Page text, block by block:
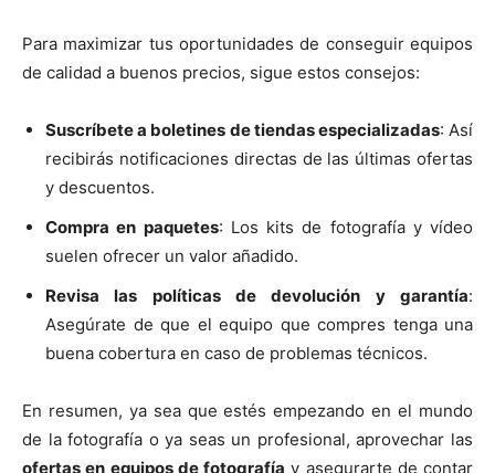
Para maximizar tus oportunidades de conseguir equipos
de calidad a buenos precios, sigue estos consejos:
Suscríbete a boletines de tiendas especializadas: Así
recibirás notificaciones directas de las últimas ofertas
y descuentos.
Compra en paquetes: Los kits de fotografía y vídeo
suelen ofrecer un valor añadido.
Revisa las políticas de devolución y garantía:
Asegúrate de que el equipo que compres tenga una
buena cobertura en caso de problemas técnicos.
En resumen, ya sea que estés empezando en el mundo
de la fotografía o ya seas un profesional, aprovechar las
ofertas en equipos de fotografía y asegurarte de contar